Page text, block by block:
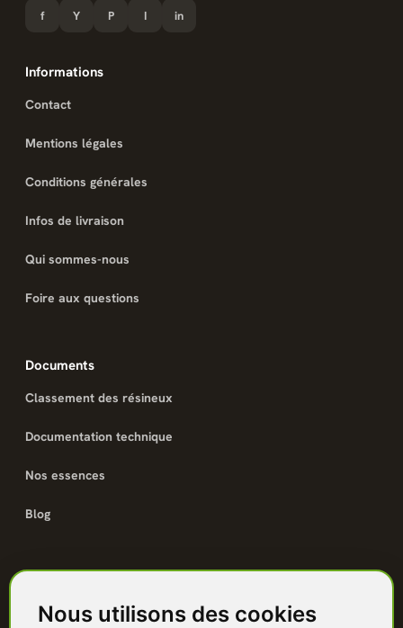
Nous utilisons des cookies
f Y P I in
Informations
Contact
Mentions légales
Conditions générales
Infos de livraison
Qui sommes-nous
Foire aux questions
Documents
Classement des résineux
Documentation technique
Nos essences
Blog
Terrasse bois